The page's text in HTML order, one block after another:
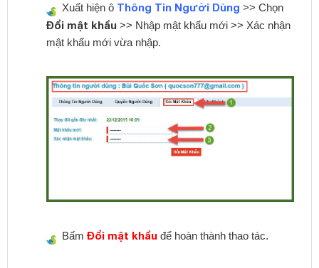
Xuất hiện ô Thông Tin Người Dùng >> Chọn
Đổi mật khẩu >> Nhập mật khẩu mới >> Xác nhận
mật khẩu mới vừa nhập.
Bấm Đổi mật khẩu để hoàn thành thao tác.